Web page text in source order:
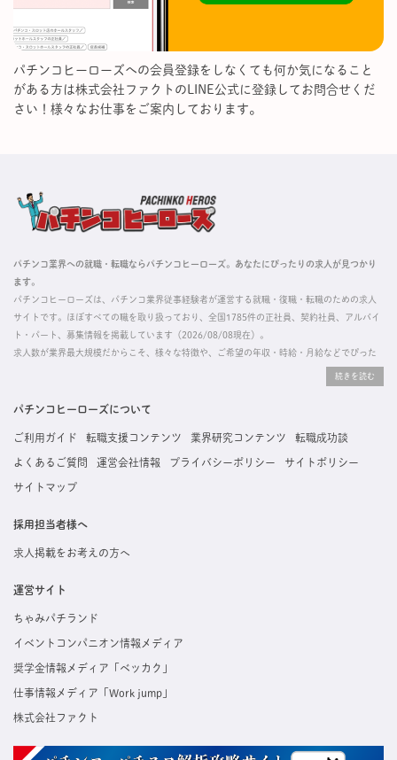
パチンコヒーローズへの会員登録をしなくても何か気になること
がある方は株式会社ファクトのLINE公式に登録してお問合せくだ
さい！様々なお仕事をご案内しております。
パチンコ業界への就職・転職ならパチンコヒーローズ。あなたにぴったりの求人が見つかり
ます。
パチンコヒーローズは、パチンコ業界従事経験者が運営する就職・復職・転職のための求人
サイトです。ほぼすべての職を取り扱っており、全国1785件の正社員、契約社員、アルバイ
ト・パート、募集情報を掲載しています（2026/08/08現在）。
求人数が業界最大規模だからこそ、様々な特徴や、ご希望の年収・時給・月給などでぴった
掲載している求人は、すべて契約法人様から寄せられた正規の求人情報です。応募いただい
た内容はすぐに直接事業所に届くためスムーズに転職・復職できます。
パチンコヒーローズについて
ご利用ガイド 転職支援コンテンツ 業界研究コンテンツ 転職成功談
よくあるご質問 運営会社情報 プライバシーポリシー サイトポリシー
サイトマップ
採用担当者様へ
求人掲載をお考えの方へ
運営サイト
ちゃみパチランド
イベントコンパニオン情報メディア
奨学金情報メディア「ベッカク」
仕事情報メディア「Work jump」
株式会社ファクト